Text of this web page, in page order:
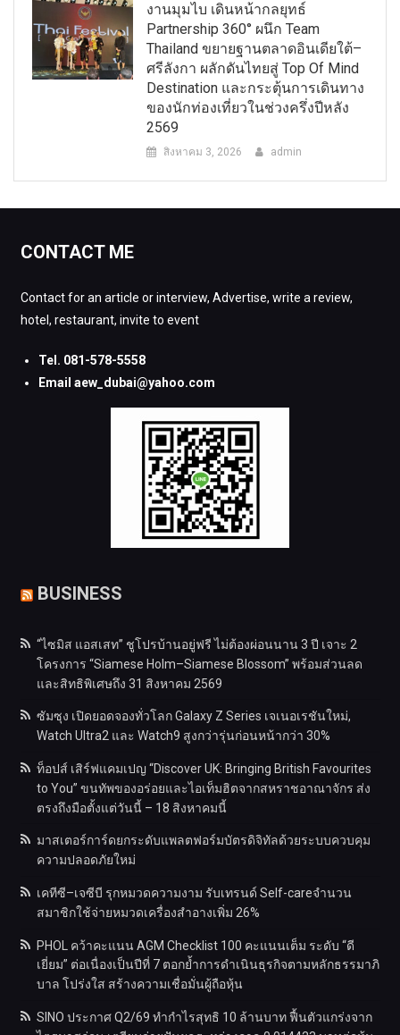
งานมุมไบ เดินหน้ากลยุทธ์
Partnership 360° ผนึก Team
Thailand ขยายฐานตลาดอินเดียใต้–
ศรีลังกา ผลักดันไทยสู่ Top Of Mind
Destination และกระตุ้นการเดินทาง
ของนักท่องเที่ยวในช่วงครึ่งปีหลัง
2569
สิงหาคม 3, 2026 admin
CONTACT ME
Contact for an article or interview, Advertise, write a review,
hotel, restaurant, invite to event
Tel. 081-578-5558
Email aew_dubai@yahoo.com
BUSINESS
“ไซมิส แอสเสท” ชูโปรบ้านอยู่ฟรี ไม่ต้องผ่อนนาน 3 ปี เจาะ 2
โครงการ “Siamese Holm–Siamese Blossom” พร้อมส่วนลด
และสิทธิพิเศษถึง 31 สิงหาคม 2569
ซัมซุง เปิดยอดจองทั่วโลก Galaxy Z Series เจเนอเรชันใหม่,
Watch Ultra2 และ Watch9 สูงกว่ารุ่นก่อนหน้ากว่า 30%
ท็อปส์ เสิร์ฟแคมเปญ “Discover UK: Bringing British Favourites
to You” ขนทัพของอร่อยและไอเท็มฮิตจากสหราชอาณาจักร ส่ง
ตรงถึงมือตั้งแต่วันนี้ – 18 สิงหาคมนี้
มาสเตอร์การ์ดยกระดับแพลตฟอร์มบัตรดิจิทัลด้วยระบบควบคุม
ความปลอดภัยใหม่
เคทีซี–เจซีบี รุกหมวดความงาม รับเทรนด์ Self-careจำนวน
สมาชิกใช้จ่ายหมวดเครื่องสำอางเพิ่ม 26%
PHOL คว้าคะแนน AGM Checklist 100 คะแนนเต็ม ระดับ “ดี
เยี่ยม” ต่อเนื่องเป็นปีที่ 7 ตอกย้ำการดำเนินธุรกิจตามหลักธรรมาภิ
บาล โปร่งใส สร้างความเชื่อมั่นผู้ถือหุ้น
SINO ประกาศ Q2/69 ทำกำไรสุทธิ 10 ล้านบาท ฟื้นตัวแกร่งจาก